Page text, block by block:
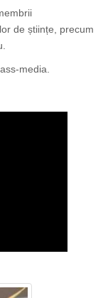
de științe, precum
media.